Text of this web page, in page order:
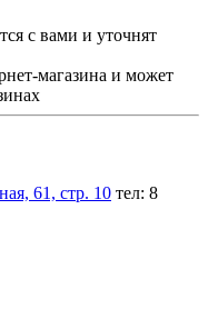
с вами и уточнят
магазина и может
61, стр. 10 тел: 8